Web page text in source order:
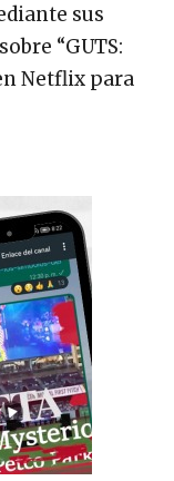
sus
“GUTS:
Netflix para